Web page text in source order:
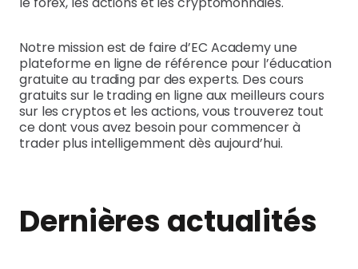
Notre mission est de faire d’EC Academy une
plateforme en ligne de référence pour l’éducation
gratuite au trading par des experts. Des cours
gratuits sur le trading en ligne aux meilleurs cours
sur les cryptos et les actions, vous trouverez tout
ce dont vous avez besoin pour commencer à
trader plus intelligemment dès aujourd’hui.
Dernières actualités